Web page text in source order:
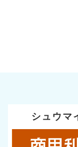
シュウマ